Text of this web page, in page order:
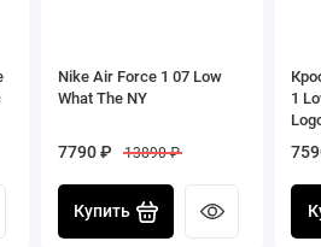
Nike Air Force 1 07 Low
What The NY
7790 ₽ 13890 ₽
Купить
1